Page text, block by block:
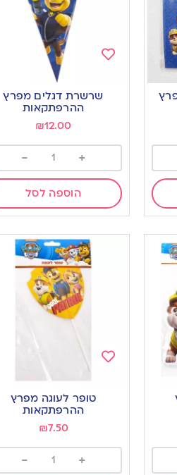
wishlist
שרשרת דגלים מפרץ
ההרפתקאות
₪12.00
+
-
הוספה לסל
wishlist
טופר לעוגה מפרץ
ההרפתקאות
₪7.50
+
-